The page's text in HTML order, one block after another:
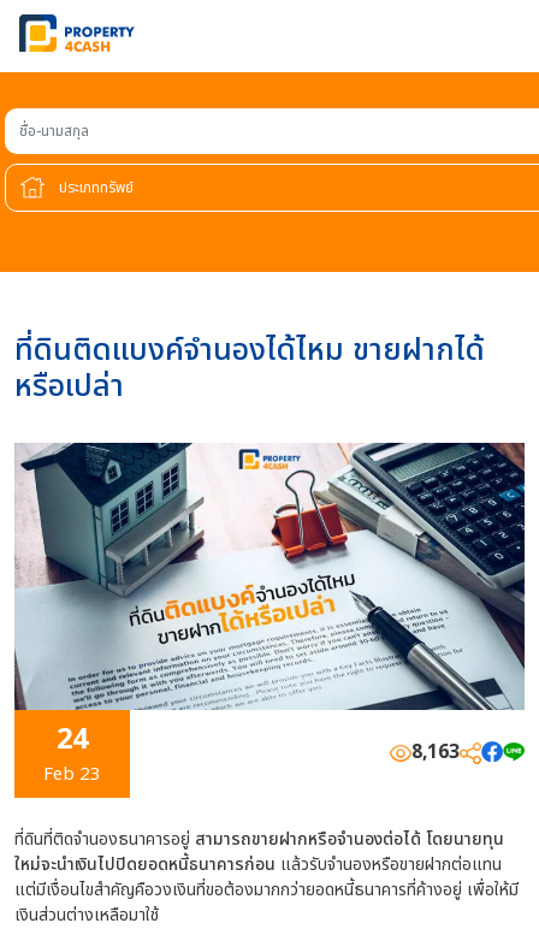
ชื่อ-นามสกุล
ที่ดินติดแบงค์จำนองได้ไหม ขายฝากได้
หรือเปล่า
24
Feb 23
8,163
ที่ดินที่ติดจำนองธนาคารอยู่ สามารถขายฝากหรือจำนองต่อได้ โดยนายทุน
ใหม่จะนำเงินไปปิดยอดหนี้ธนาคารก่อน แล้วรับจำนองหรือขายฝากต่อแทน
แต่มีเงื่อนไขสำคัญคือวงเงินที่ขอต้องมากกว่ายอดหนี้ธนาคารที่ค้างอยู่ เพื่อให้มี
เงินส่วนต่างเหลือมาใช้